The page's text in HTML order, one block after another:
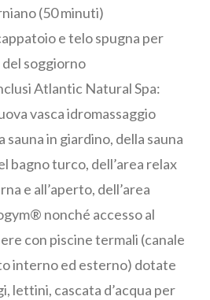
(50 minuti)
e telo spugna per
soggiorno
Atlantic Natural Spa:
vasca idromassaggio
sauna in giardino, della sauna
bagno turco, dell’area relax
e all’aperto, dell’area
nonché accesso al
con piscine termali (canale
interno ed esterno) dotate
lettini, cascata d’acqua per